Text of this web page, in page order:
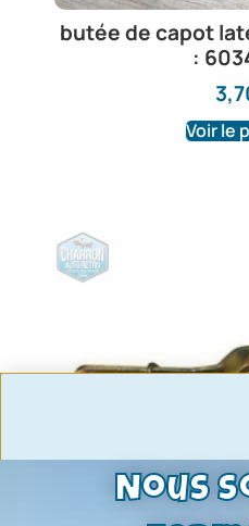
butée de capot
:
Voir le
Nous